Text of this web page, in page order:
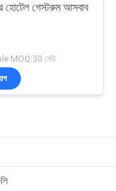
হোটেল গেস্টরুম আসবাব
MOQ:30 সেট